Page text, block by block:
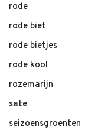
rode
rode biet
rode bietjes
rode kool
rozemarijn
sate
seizoensgroenten